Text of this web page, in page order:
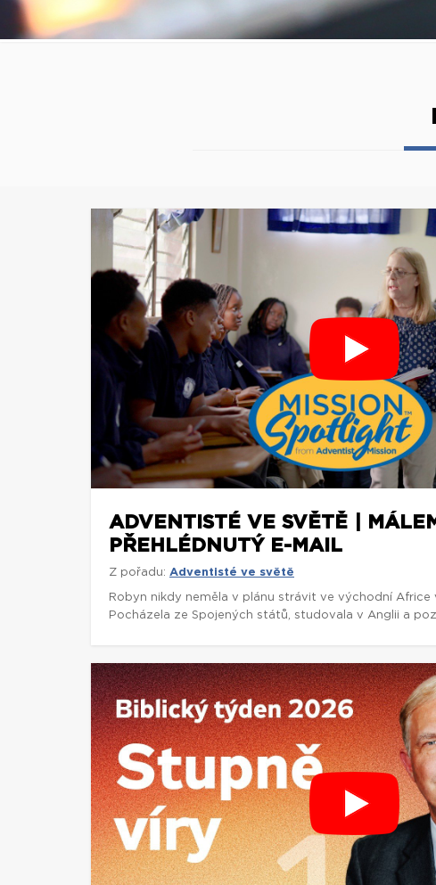
ADVENTISTÉ VE SVĚTĚ |
PŘEHLÉDNUTÝ E-MAIL
Z pořadu: Adventisté ve světě
Robyn nikdy neměla v plánu strávit ve východní Africe
Pocházela ze Spojených států, studovala v Anglii a